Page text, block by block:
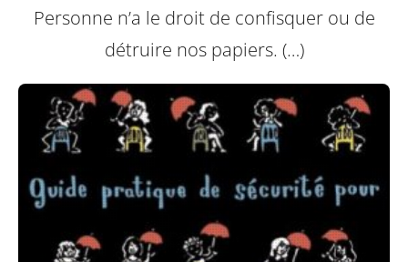
Personne n’a le droit de confisquer ou de
détruire nos papiers. (…)